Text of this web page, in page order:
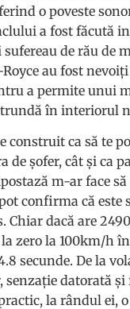
o poveste
a fost făcută
de rău de
au fost
a permite unui
în interiorul
construit ca să te
de șofer, cât și ca
m-ar face
confirma că este
Chiar dacă are
la zero la 100km/h
secunde. De la
senzație datorată
la rândul ei,